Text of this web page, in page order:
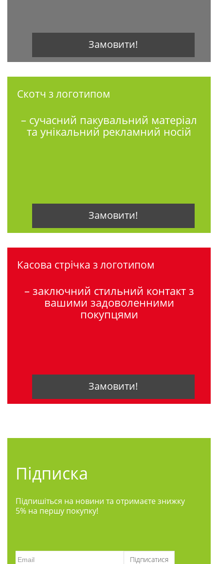
Замовити!
Скотч з логотипом
– сучасний пакувальний матеріал
та унікальний рекламний носій
Замовити!
Касова стрічка з логотипом
– заключний стильний контакт з
вашими задоволенними
покупцями
Замовити!
Підписка
Підпишіться на новини та отримаєте знижку
5% на першу покупку!
Підписатися